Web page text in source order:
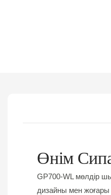
Өнім
GP700-WL мөлдір
дизайны мен